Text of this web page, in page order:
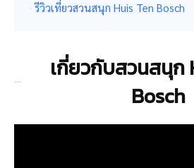
รีวิวเที่ยวสวนสนุก Huis Ten Bosch
เกี่ยวกับสวนสนุก
Bosch